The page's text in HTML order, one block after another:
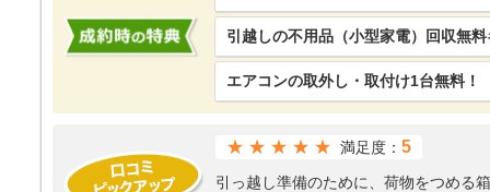
引越しの不用品（小型家電）回収無
エアコンの取外し・取付け1台無料！
★★★★★ 満足度： 5
引っ越し準備のために、荷物をつめる